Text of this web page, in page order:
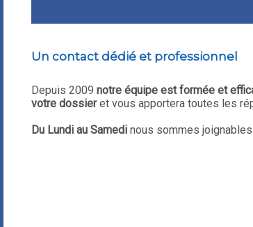
Un contact dédié et professionnel
Depuis 2009notre équipe est formée et
votre dossieret vous apportera toutes les
Du Lundi au Samedi nous sommes